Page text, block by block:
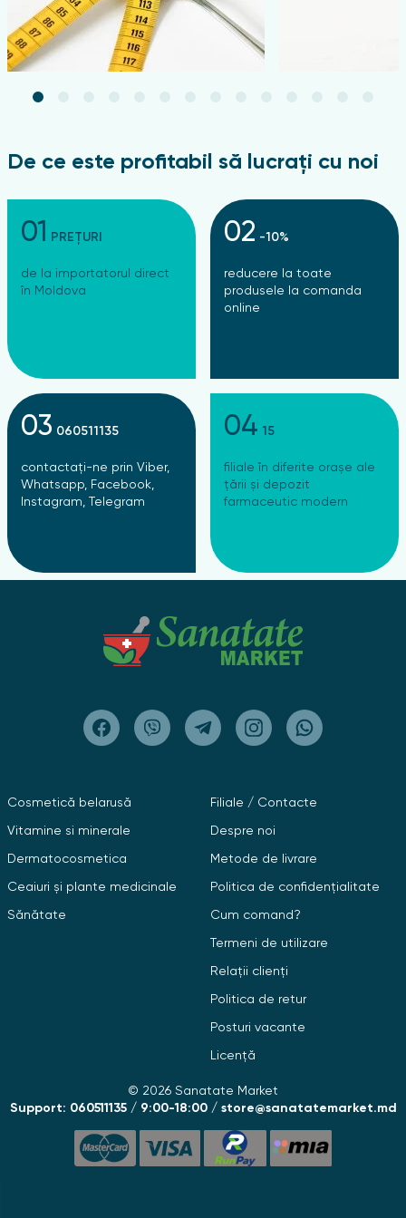
De ce este profitabil să lucrați cu noi
01 PREȚURI
de la importatorul direct
în Moldova
02 -10%
reducere la toate
produsele la comanda
online
03 060511135
contactați-ne prin Viber,
Whatsapp, Facebook,
Instagram, Telegram
04 15
filiale în diferite orașe ale
țării și depozit
farmaceutic modern
Cosmetică belarusă
Vitamine si minerale
Dermatocosmetica
Ceaiuri și plante medicinale
Sănătate
Filiale / Contacte
Despre noi
Metode de livrare
Politica de confidențialitate
Cum comand?
Termeni de utilizare
Relații clienți
Politica de retur
Posturi vacante
Licență
© 2026 Sanatate Market
Support: 060511135 / 9:00-18:00 / store@sanatatemarket.md